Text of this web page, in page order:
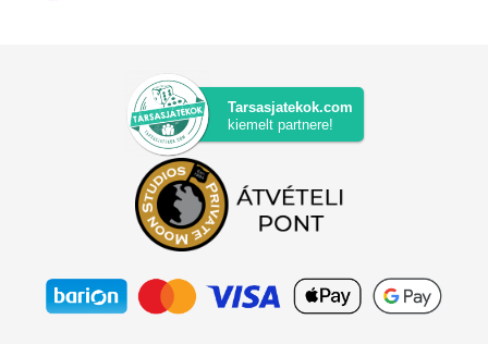
Tarsasjatekok.com
kiemelt partnere!